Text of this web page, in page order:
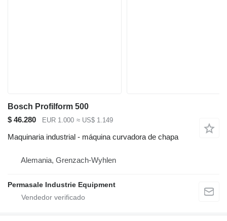
Bosch Profilform 500
$ 46.280
EUR 1.000 ≈ US$ 1.149
Maquinaria industrial - máquina curvadora de chapa
Alemania, Grenzach-Wyhlen
Permasale Industrie Equipment